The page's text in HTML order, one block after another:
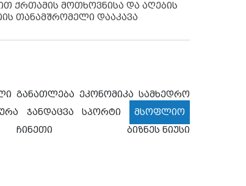
ქრთამის მოთხოვნისა და აღების
თანამშრომელი დააკავა
განათლება ეკონომიკა სამხედრო
ჯანდაცვა სპორტი
მსოფლიო
ჩინეთი ბიზნეს ნიუსი